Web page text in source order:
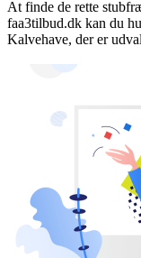
At finde de rette
faa3tilbud.dk kan du
Kalvehave, der er